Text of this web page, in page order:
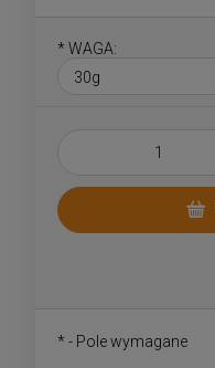
* WAGA:
* - Pole wymagane